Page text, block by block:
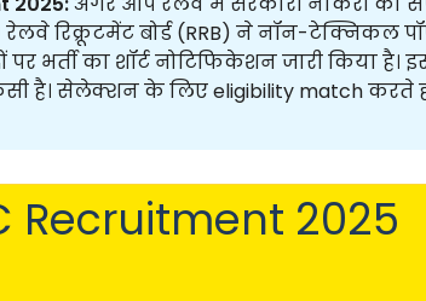
रिक्रूटमेंट बोर्ड (RRB) ने नॉन-टेक्निकल
भर्ती का शॉर्ट नोटिफिकेशन जारी किया है।
है। सेलेक्शन के लिए eligibility match करते
Recruitment 2025